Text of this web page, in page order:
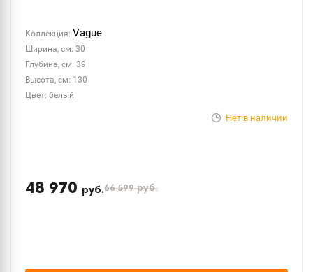
Коллекция: Vague
Ширина, см: 30
Глубина, см: 39
Высота, см: 130
Цвет: белый
Нет в наличии
48 970 руб.66 599руб.